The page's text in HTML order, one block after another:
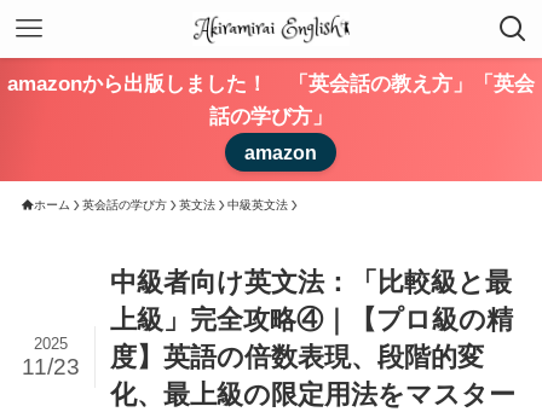
amazonから出版しました！ 「英会話の教え方」「英会
話の学び方」
amazon
ホーム 英会話の学び方 英文法 中級英文法
中級者向け英文法：「比較級と最
上級」完全攻略④｜【プロ級の精
度】英語の倍数表現、段階的変
化、最上級の限定用法をマスター
2025
11/23